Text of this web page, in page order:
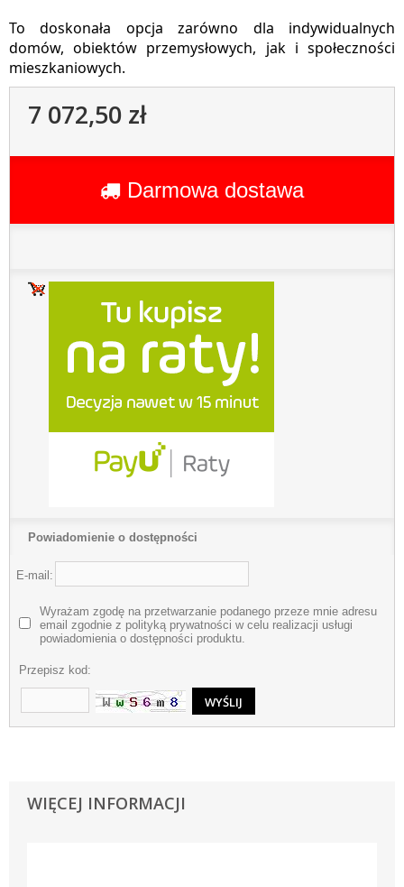
To doskonała opcja zarówno dla indywidualnych
domów, obiektów przemysłowych, jak i społeczności
mieszkaniowych.
7 072,50 zł
Darmowa dostawa
Powiadomienie o dostępności
E-mail:
Wyrażam zgodę na przetwarzanie podanego przeze mnie adresu
email zgodnie z polityką prywatności w celu realizacji usługi
powiadomienia o dostępności produktu.
Przepisz kod:
WIĘCEJ INFORMACJI